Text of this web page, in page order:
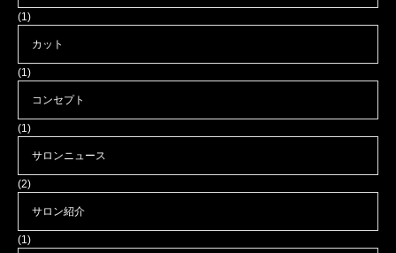
(1)
カット
(1)
コンセプト
(1)
サロンニュース
(2)
サロン紹介
(1)